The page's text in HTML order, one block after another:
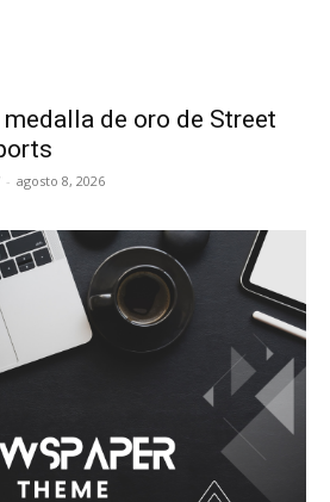
medalla de oro de Street
- agosto 8, 2026